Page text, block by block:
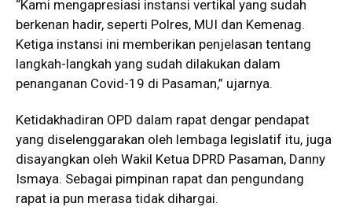
“Kami mengapresiasi instansi vertikal yang sudah
berkenan hadir, seperti Polres, MUI dan Kemenag.
Ketiga instansi ini memberikan penjelasan tentang
langkah-langkah yang sudah dilakukan dalam
penanganan Covid-19 di Pasaman,” ujarnya.
Ketidakhadiran OPD dalam rapat dengar pendapat
yang diselenggarakan oleh lembaga legislatif itu, juga
disayangkan oleh Wakil Ketua DPRD Pasaman, Danny
Ismaya. Sebagai pimpinan rapat dan pengundang
rapat ia pun merasa tidak dihargai.